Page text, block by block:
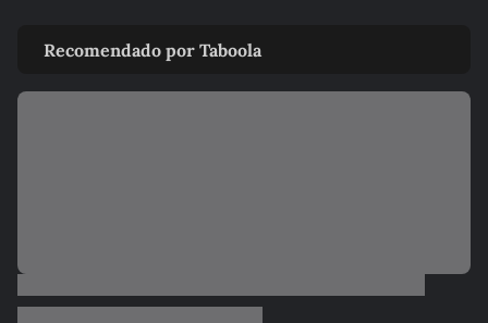
história de Amyr Klink
ENTRE TELAS
milionários dos famosos
Recomendado por Taboola